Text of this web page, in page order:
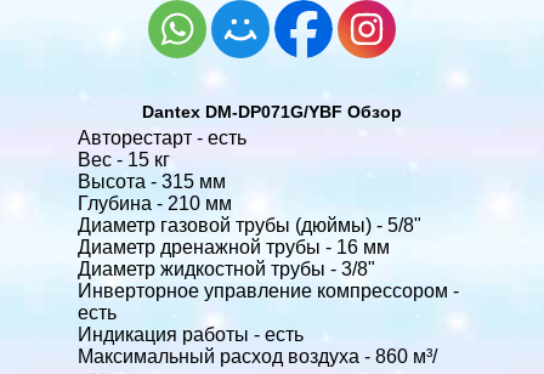
Dantex DM-DP071G/YBF Обзор
Авторестарт - есть
Вес - 15 кг
Высота - 315 мм
Глубина - 210 мм
Диаметр газовой трубы (дюймы) - 5/8"
Диаметр дренажной трубы - 16 мм
Диаметр жидкостной трубы - 3/8"
Инверторное управление компрессором -
есть
Индикация работы - есть
Максимальный расход воздуха - 860 м³/